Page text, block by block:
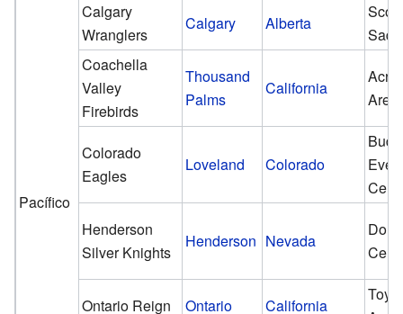
Pacífico
Calgary
Wranglers
Calgary Alberta
Coachella
Valley
Firebirds
Thousand
Palms
California
Colorado
Eagles
Loveland Colorado
Henderson
Silver Knights
Henderson Nevada
Ontario Reign Ontario California